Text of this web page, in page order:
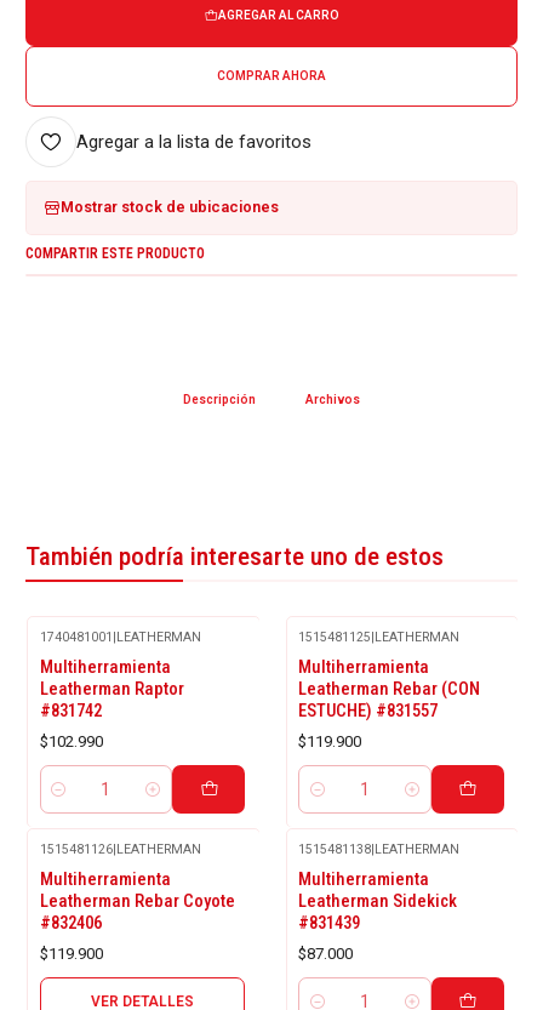
AGREGAR AL CARRO
COMPRAR AHORA
Agregar a la lista de favoritos
Mostrar stock de ubicaciones
COMPARTIR ESTE PRODUCTO
Descripción Archivos
También podría interesarte uno de estos
1740481001 |LEATHERMAN
Multiherramienta
Leatherman Raptor
#831742
$102.990
Cantidad
1515481125|LEATHERMAN
Multiherramienta
Leatherman Rebar (CON
ESTUCHE) #831557
$119.900
Cantidad
1515481126| LEATHERMAN
Multiherramienta
Leatherman Rebar Coyote
#832406
$119.900
VER DETALLES
1515481138 LEATHERMAN
Multiherramienta
Leatherman Sidekick
#831439
$87.000